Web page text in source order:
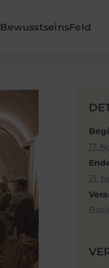
BewusstseinsFeld
17.
21.